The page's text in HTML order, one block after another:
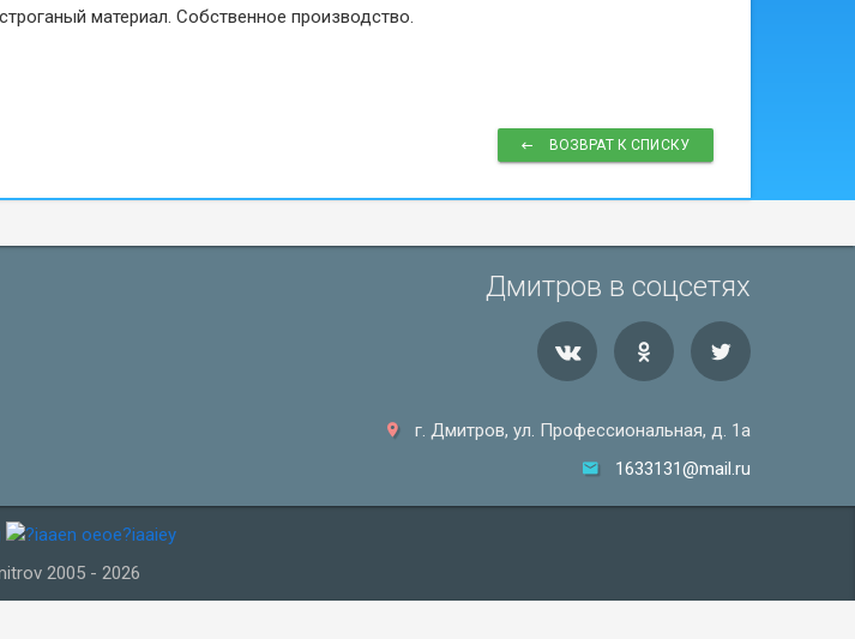
материал. Собственное производство.
ВОЗВРАТ К СПИСКУ
Дмитров в соцсетях
г. Дмитров, ул. Профессиональная, д. 1а
1633131@mail.ru
2005 - 2026